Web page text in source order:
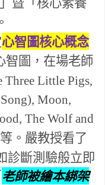
心智圖核心概念
智圖，在場老師
Three Little Pigs,
Moon,
The Wolf and
。嚴教授看了
診斷測驗般立即
老師被繪本綁架